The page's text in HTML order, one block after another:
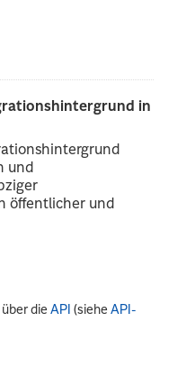
in
und
öffentlicher und
über dieAPI (sieheAPI-